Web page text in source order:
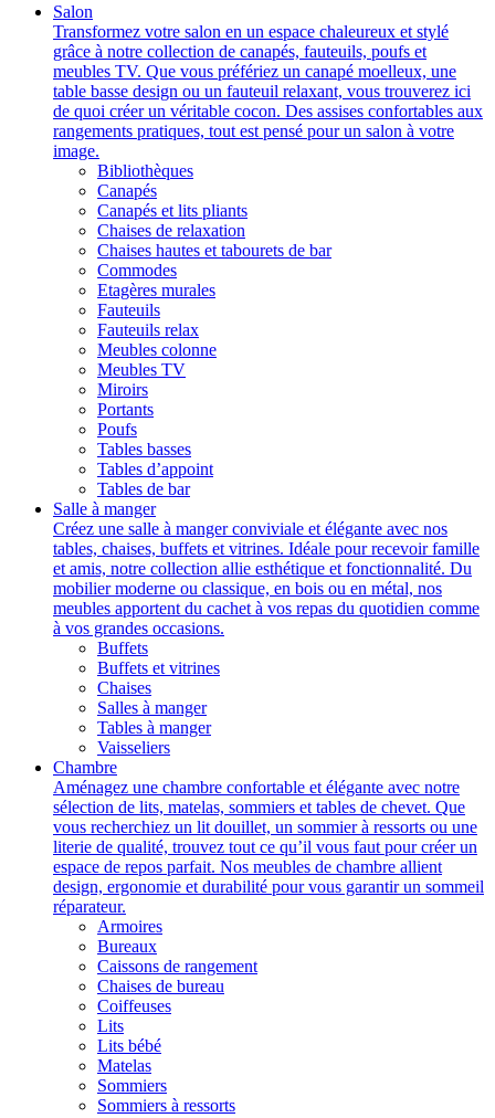
Salon
Transformez votre salon en un espace chaleureux et stylé
grâce à notre collection de canapés, fauteuils, poufs et
meubles TV. Que vous préfériez un canapé moelleux, une
table basse design ou un fauteuil relaxant, vous trouverez ici
de quoi créer un véritable cocon. Des assises confortables aux
rangements pratiques, tout est pensé pour un salon à votre
image.
Bibliothèques
Canapés
Canapés et lits pliants
Chaises de relaxation
Chaises hautes et tabourets de bar
Commodes
Etagères murales
Fauteuils
Fauteuils relax
Meubles colonne
Meubles TV
Miroirs
Portants
Poufs
Tables basses
Tables d’appoint
Tables de bar
Salle à manger
Créez une salle à manger conviviale et élégante avec nos
tables, chaises, buffets et vitrines. Idéale pour recevoir famille
et amis, notre collection allie esthétique et fonctionnalité. Du
mobilier moderne ou classique, en bois ou en métal, nos
meubles apportent du cachet à vos repas du quotidien comme
à vos grandes occasions.
Buffets
Buffets et vitrines
Chaises
Salles à manger
Tables à manger
Vaisseliers
Chambre
Aménagez une chambre confortable et élégante avec notre
sélection de lits, matelas, sommiers et tables de chevet. Que
vous recherchiez un lit douillet, un sommier à ressorts ou une
literie de qualité, trouvez tout ce qu’il vous faut pour créer un
espace de repos parfait. Nos meubles de chambre allient
design, ergonomie et durabilité pour vous garantir un sommeil
réparateur.
Armoires
Bureaux
Caissons de rangement
Chaises de bureau
Coiffeuses
Lits
Lits bébé
Matelas
Sommiers
Sommiers à ressorts